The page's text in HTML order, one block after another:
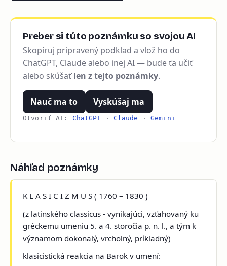
Preber si túto poznámku so svojou AI
Skopíruj pripravený podklad a vlož ho do
ChatGPT, Claude alebo inej AI — bude ťa učiť
alebo skúšaťlen z tejto poznámky.
Nauč ma to Vyskúšaj ma
Otvoriť AI: ChatGPT · Claude ·Gemini
Náhľad poznámky
K L A S I C I Z M U S( 1760 – 1830 )
(z latinskéhoclassicus - vynikajúci, vzťahovaný ku
gréckemu umeniu 5. a 4. storočia p. n. l., a tým k
významom dokonalý, vrcholný, príkladný)
klasicistická reakcia na Barok v umení: